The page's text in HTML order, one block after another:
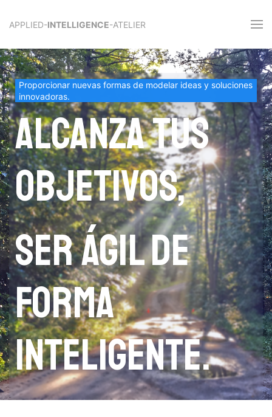
APPLIED-INTELLIGENCE-ATELIER
Proporcionar nuevas formas de modelar ideas y soluciones
innovadoras.
Alcanza tus
objetivos,
ser ágil de
forma
inteligente.